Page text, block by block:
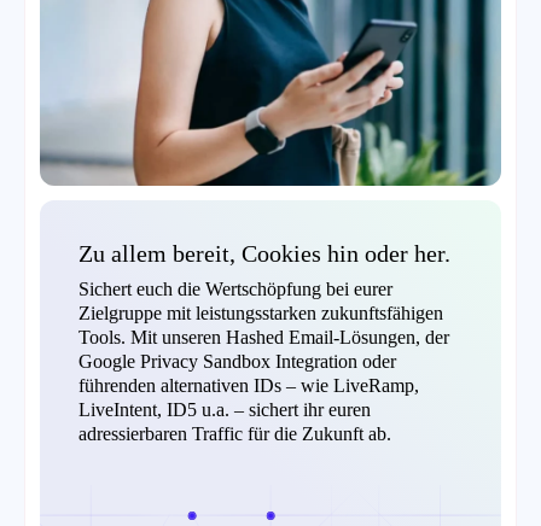
Zu allem bereit, Cookies hin oder her.
Sichert euch die Wertschöpfung bei eurer
Zielgruppe mit leistungsstarken zukunftsfähigen
Tools. Mit unseren Hashed Email-Lösungen, der
Google Privacy Sandbox Integration oder
führenden alternativen IDs – wie LiveRamp,
LiveIntent, ID5 u.a. – sichert ihr euren
adressierbaren Traffic für die Zukunft ab.